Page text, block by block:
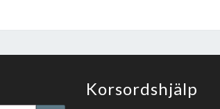
Korsordshjälp